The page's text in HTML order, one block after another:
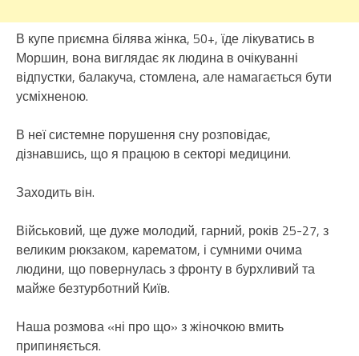
В купе приємна білява жінка, 50+, їде лікуватись в
Моршин, вона виглядає як людина в очікуванні
відпустки, балакуча, стомлена, але намагається бути
усміхненою.
В неї системне порушення сну розповідає,
дізнавшись, що я працюю в секторі медицини.
Заходить він.
Військовий, ще дуже молодий, гарний, років 25-27, з
великим рюкзаком, карематом, і сумними очима
людини, що повернулась з фронту в бурхливий та
майже безтурботний Київ.
Наша розмова «ні про що» з жіночкою вмить
припиняється.